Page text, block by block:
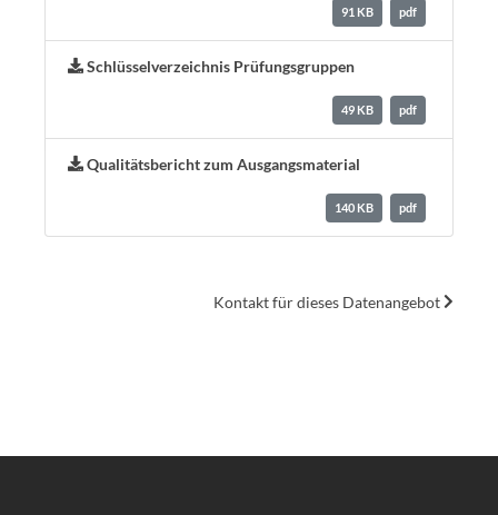
91 KB pdf
Schlüsselverzeichnis Prüfungsgruppen
49 KB pdf
Qualitätsbericht zum Ausgangsmaterial
140 KB pdf
Kontakt für dieses Datenangebot